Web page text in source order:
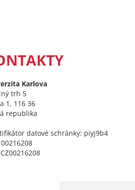
Karlova
trh 5
1, 116 36
republika
datové schránky: piyj9b4
00216208
CZ00216208